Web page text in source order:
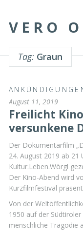
VERO
Tag: Graun
August 11, 2019
Freilicht
versunkene
Der Dokumentarfilm
24. August 2019 ab 21
Kultur.Leben.Wörgl
Der Kino-Abend wird
Kurzfilmfestival
Von der
1950 auf der
menschliche Tragödie